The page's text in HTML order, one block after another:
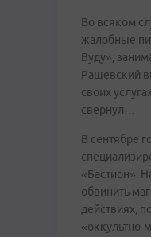
Во всяком
жалобные
Вуду»,
Рашевский
своих
свернул…
В сентябре
«Бастион».
обвинить
действиях,
«оккультно-